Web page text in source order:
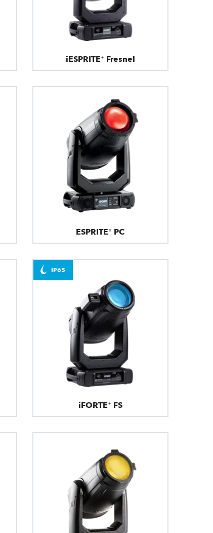
iESPRITE® Fresnel
ESPRITE® PC
iFORTE® FS
IP65